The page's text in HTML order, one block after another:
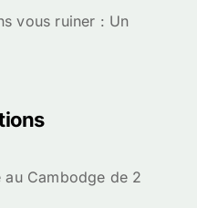
vous ruiner : Un
Cambodge de 2